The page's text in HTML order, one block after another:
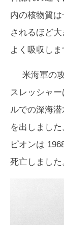
内の核物質
されるほど
よく吸収しま
米海軍の
スレッシャ
ルでの深海
を出しまし
ピオンは
死亡しました